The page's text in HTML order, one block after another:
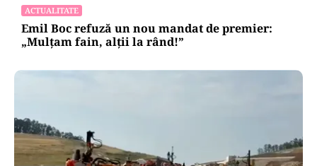
ACTUALITATE
Emil Boc refuză un nou mandat de premier:
„Mulțam fain, alții la rând!”